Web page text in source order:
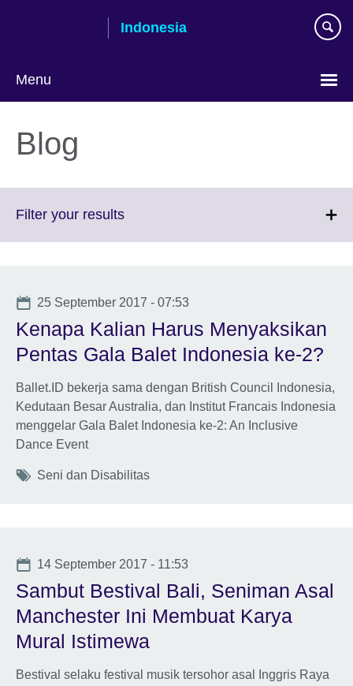
Indonesia
Menu
bahasa
Blog
Filter your resultsClick
available.
Date
25 September 2017 - 07:53
Kenapa Kalian Harus Menyaksikan
Pentas Gala Balet Indonesia ke-2?
Ballet.ID bekerja sama dengan British Council Indonesia,
Kedutaan Besar Australia, dan Institut Francais Indonesia
menggelar Gala Balet Indonesia ke-2: An Inclusive
Dance Event
Tags
Seni dan Disabilitas
Date
14 September 2017 - 11:53
Sambut Bestival Bali, Seniman Asal
Manchester Ini Membuat Karya
Mural Istimewa
Bestival selaku festival musik tersohor asal Inggris Raya